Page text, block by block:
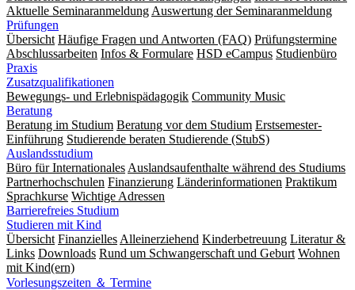
Aktuelle Seminaranmeldung Auswertung der Seminaranmeldung
Prüfungen
Übersicht Häufige Fragen und Antworten (FAQ) Prüfungstermine
Abschlussarbeiten Infos & Formulare HSD eCampus Studienbüro
Praxis
Zusatzqualifikationen
Bewegungs- und Erlebnispädagogik Community Music
Beratung
Beratung im Studium Beratung vor dem Studium Erstsemester-
Einführung Studierende beraten Studierende (StubS)
Auslandsstudium
Büro für Internationales Auslandsaufenthalte während des Studiums
Partnerhochschulen Finanzierung Länderinformationen Praktikum
Sprachkurse Wichtige Adressen
Barrierefreies Studium
Studieren mit Kind
Übersicht Finanzielles Alleinerziehend Kinderbetreuung Literatur &
Links Downloads Rund um Schwangerschaft und Geburt Wohnen
mit Kind(ern)
Vorlesungszeiten ＆ Termine